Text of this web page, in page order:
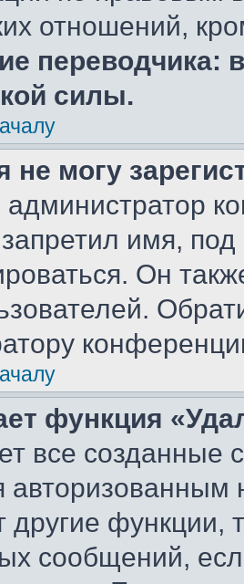
отношений,
переводчика:
силы.
не могу
имя,
Он
функция
все созданные
функции,
сообщений,